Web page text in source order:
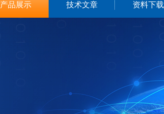
产品展示 技术文章 资料下载